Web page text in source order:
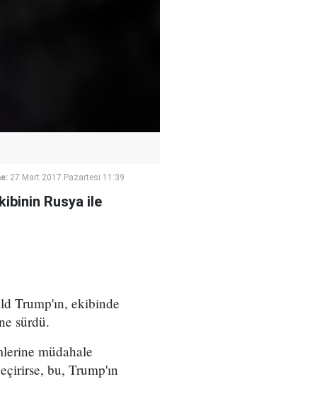
27 Mart 2017 Pazartesi 11:39
Rusya ile
Trump'ın, ekibinde
sürdü.
müdahale
bu, Trump'ın